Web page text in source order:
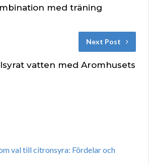
med träning
Next Post
vatten med Aromhusets
val till citronsyra: Fördelar och